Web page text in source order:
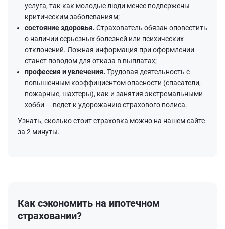
услуга, так как молодые люди менее подвержены
критическим заболеваниям;
состояние здоровья. Страхователь обязан оповестить
о наличии серьезных болезней или психических
отклонений. Ложная информация при оформлении
станет поводом для отказа в выплатах;
профессия и увлечения. Трудовая деятельность с
повышенным коэффициентом опасности (спасатели,
пожарные, шахтеры), как и занятия экстремальными
хобби — ведет к удорожанию страхового полиса.
Узнать, сколько стоит страховка можно на нашем сайте
за 2 минуты.
Как сэкономить на ипотечном
страховании?